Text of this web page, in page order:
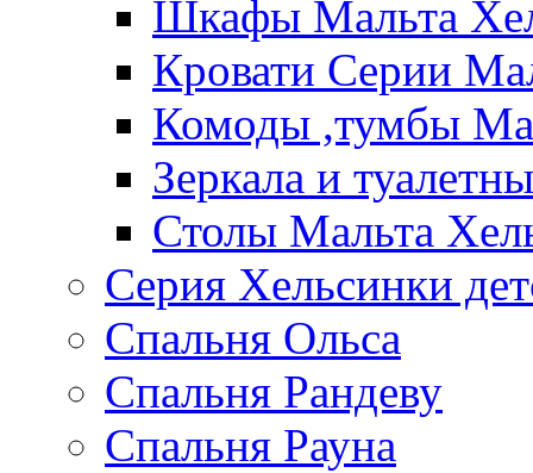
Шкафы Мальта
Кровати Серии
Комоды ,тумбы
Зеркала и
Столы Мальта
Серия Хельсинки
Спальня Ольса
Спальня Рандеву
Спальня Рауна